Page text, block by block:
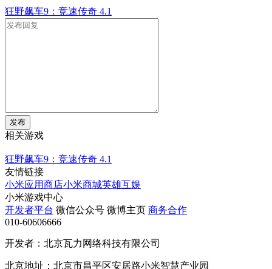
狂野飙车9：竞速传奇 4.1
发布
相关游戏
狂野飙车9：竞速传奇 4.1
友情链接
小米应用商店小米商城英雄互娱
小米游戏中心
开发者平台 微信公众号 微博主页 商务合作
010-60606666
开发者：北京瓦力网络科技有限公司
北京地址：北京市昌平区安居路小米智慧产业园